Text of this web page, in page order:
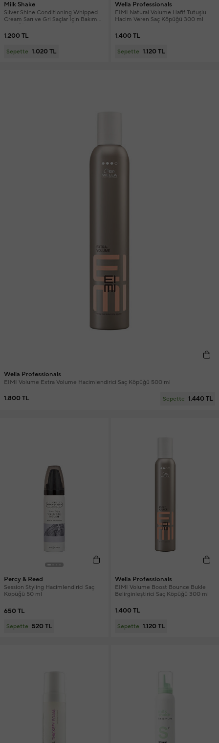
Milk Shake
Silver Shine Conditioning Whipped
Cream Sarı ve Gri Saçlar İçin Bakım
Köpüğü 200 ml
1.200 TL
Sepette 1.020 TL
Wella Professionals
EIMI Natural Volume Hafif Tutuşlu
Hacim Veren Saç Köpüğü 300 ml
1.400 TL
Sepette 1.120 TL
Wella Professionals
EIMI Volume Extra Volume Hacimlendirici Saç Köpüğü 500 ml
1.800 TL Sepette 1.440 TL
Percy & Reed
Session Styling Hacimlendirici Saç
Köpüğü 50 ml
650 TL
Sepette 520 TL
Wella Professionals
EIMI Volume Boost Bounce Bukle
Belirginleştirici Saç Köpüğü 300 ml
1.400 TL
Sepette 1.120 TL